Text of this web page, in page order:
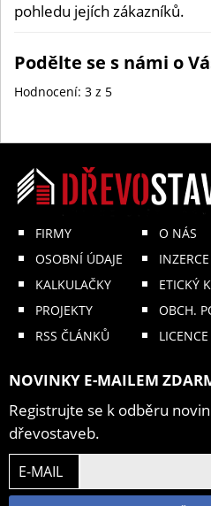
pohledu jejích zákazníků.
Podělte se s námi o
Hodnocení: 3 z 5
FIRMY
OSOBNÍ ÚDAJE
KALKULAČKY
PROJEKTY
RSS ČLÁNKŮ
O NÁS
INZERCE
ETICKÝ
OBCH.
LICENCE
NOVINKY E-MAILEM
Registrujte se k odběru
dřevostaveb.
E-MAIL